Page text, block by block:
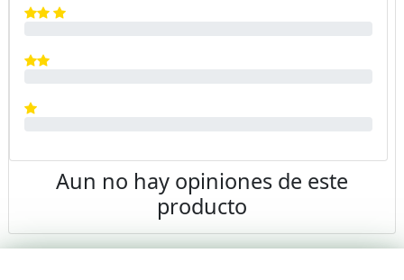
Aun no hay opiniones de este
producto